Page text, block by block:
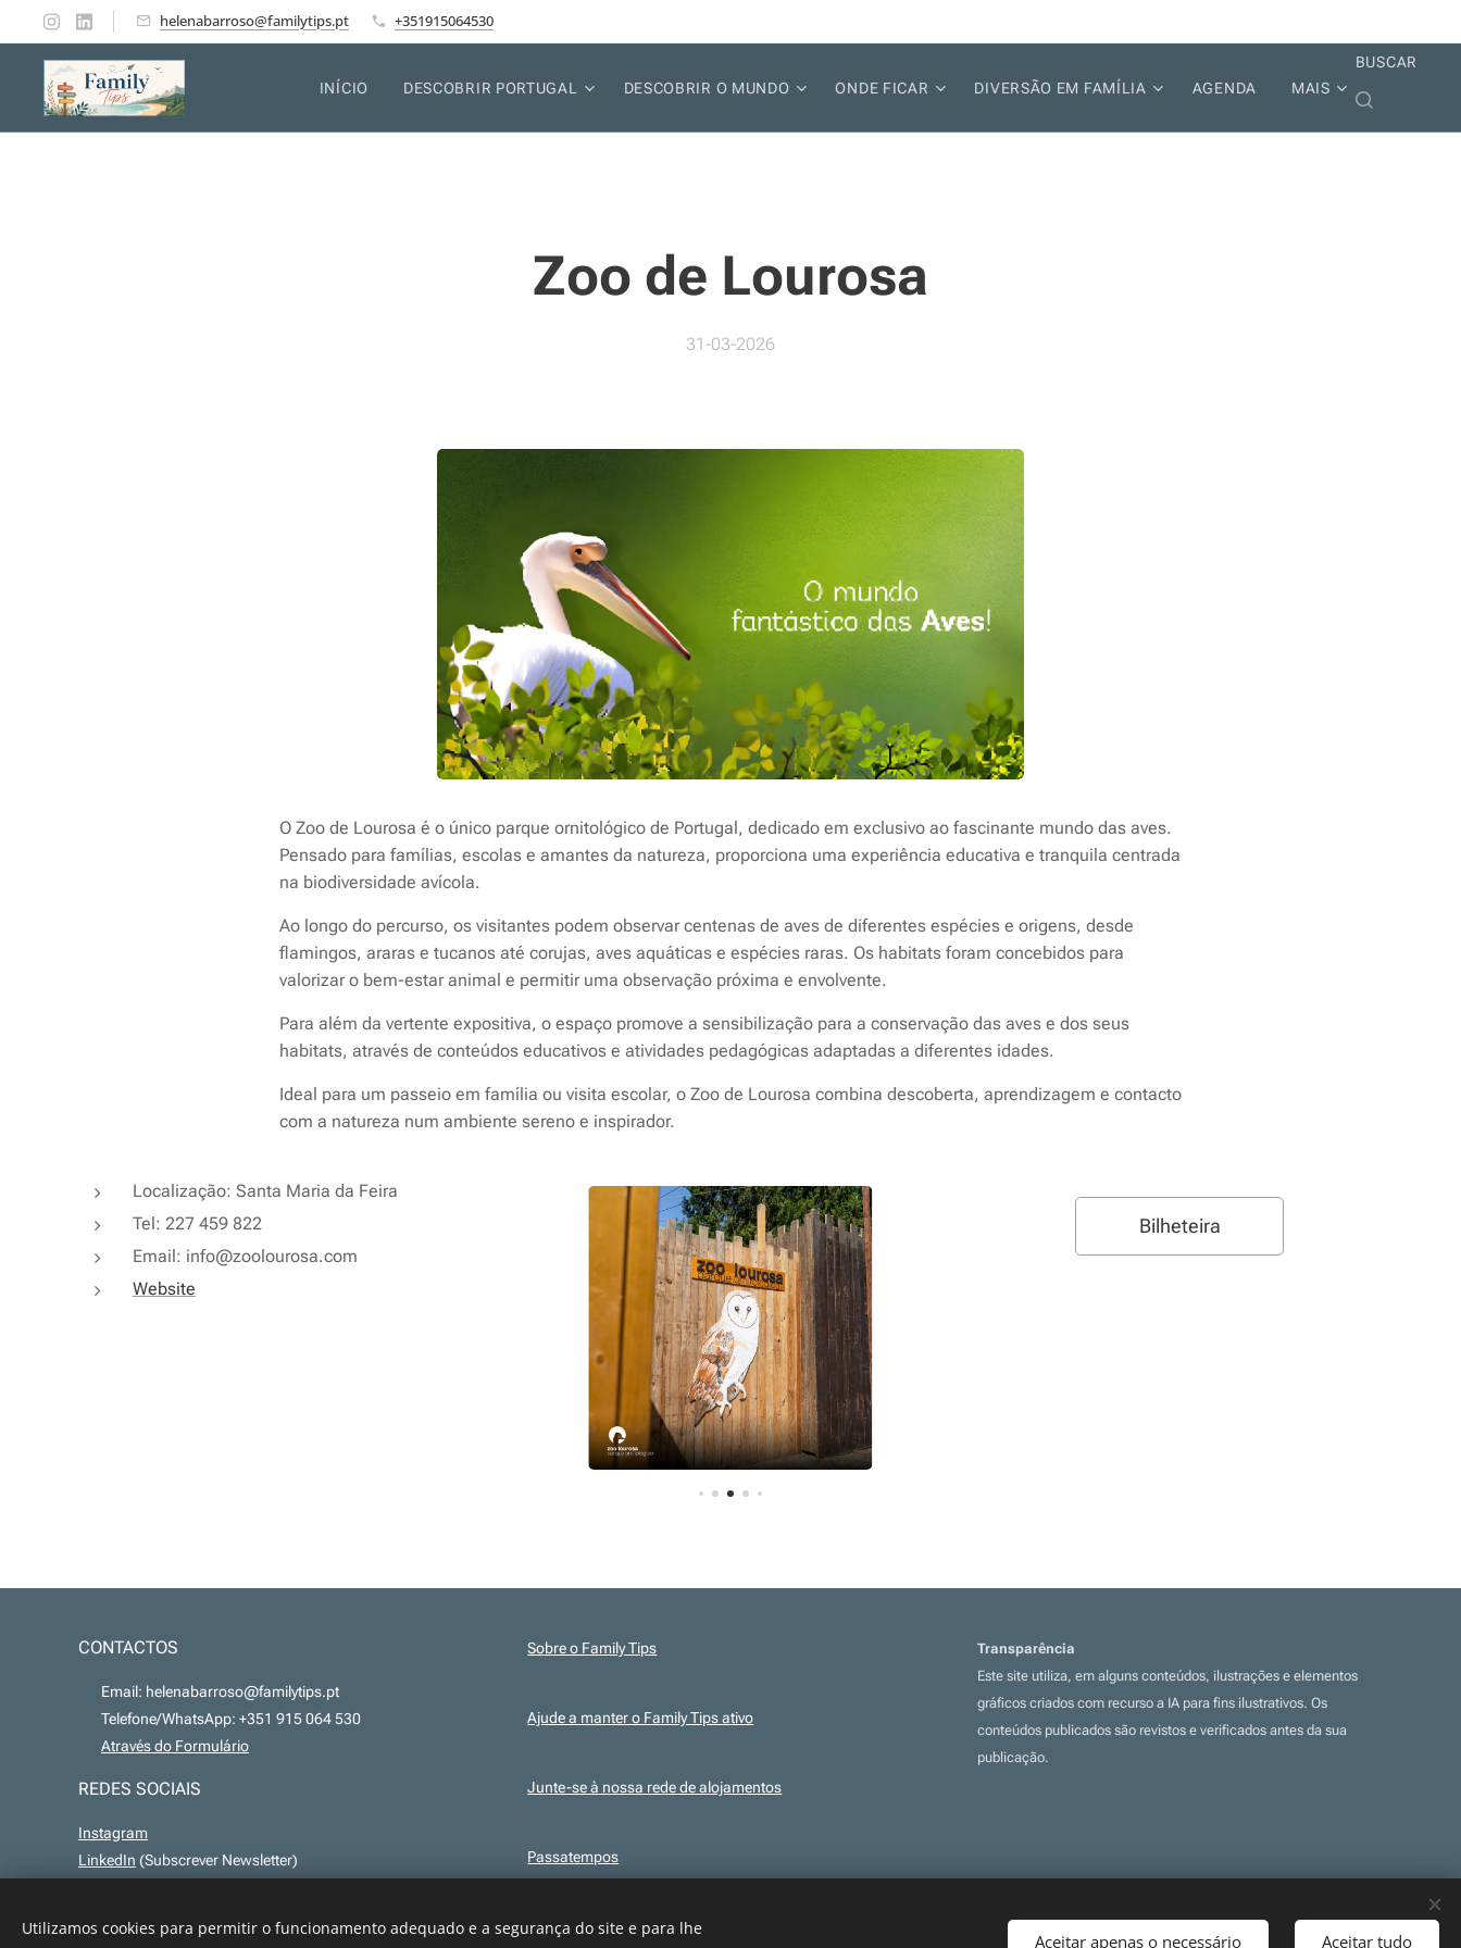
helenabarroso@familytips.pt +351915064530
INÍCIO DESCOBRIR PORTUGAL DESCOBRIR O MUNDO ONDE FICAR DIVERSÃO EM FAMÍLIA AGENDA MAIS
BUSCAR
Zoo de Lourosa
31-03-2026
O Zoo de Lourosa é o único parque ornitológico de Portugal, dedicado em exclusivo ao fascinante mundo das aves.
Pensado para famílias, escolas e amantes da natureza, proporciona uma experiência educativa e tranquila centrada
na biodiversidade avícola.
Ao longo do percurso, os visitantes podem observar centenas de aves de diferentes espécies e origens, desde
flamingos, araras e tucanos até corujas, aves aquáticas e espécies raras. Os habitats foram concebidos para
valorizar o bem-estar animal e permitir uma observação próxima e envolvente.
Para além da vertente expositiva, o espaço promove a sensibilização para a conservação das aves e dos seus
habitats, através de conteúdos educativos e atividades pedagógicas adaptadas a diferentes idades.
Ideal para um passeio em família ou visita escolar, o Zoo de Lourosa combina descoberta, aprendizagem e contacto
com a natureza num ambiente sereno e inspirador.
Localização: Santa Maria da Feira
Tel: 227 459 822
Email: info@zoolourosa.com
Website
Bilheteira
CONTACTOS
📧 Email: helenabarroso@familytips.pt
📞 Telefone/WhatsApp: +351 915 064 530
Através do Formulário
REDES SOCIAIS
Instagram
LinkedIn (Subscrever Newsletter)
Sobre o Family Tips
Ajude a manter o Family Tips ativo
Junte-se à nossa rede de alojamentos
Passatempos
Transparência
Este site utiliza, em alguns conteúdos, ilustrações e elementos
gráficos criados com recurso a IA para fins ilustrativos. Os
conteúdos publicados são revistos e verificados antes da sua
publicação.
Utilizamos cookies para permitir o funcionamento adequado e a segurança do site e para lhe
Aceitar apenas o necessário Aceitar tudo